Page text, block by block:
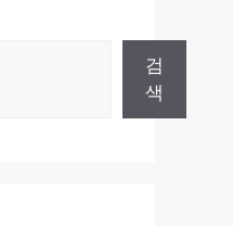
검
색